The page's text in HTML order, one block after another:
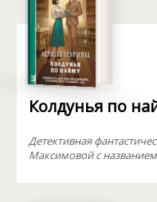
Колдунья по
Детективная
Максимовой с